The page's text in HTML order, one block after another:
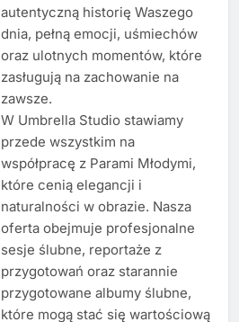
autentyczną historię Waszego
dnia, pełną emocji, uśmiechów
oraz ulotnych momentów, które
zasługują na zachowanie na
zawsze.
W Umbrella Studio stawiamy
przede wszystkim na
współpracę z Parami Młodymi,
które cenią elegancji i
naturalności w obrazie. Nasza
oferta obejmuje profesjonalne
sesje ślubne, reportaże z
przygotowań oraz starannie
przygotowane albumy ślubne,
które mogą stać się wartościową